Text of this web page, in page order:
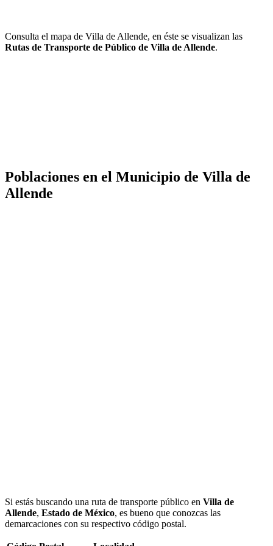
Consulta el mapa de Villa de Allende, en éste se visualizan las
Rutas de Transporte de Público de Villa de Allende.
Poblaciones en el Municipio de Villa de
Allende
Si estás buscando una ruta de transporte público en Villa de
Allende, Estado de México, es bueno que conozcas las
demarcaciones con su respectivo código postal.